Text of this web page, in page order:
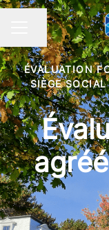
MENU CARRIÈRE
Partager la
ÉVALUATION
SIÈGE SOCIAL